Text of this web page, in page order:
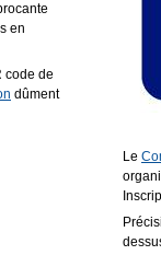
en
code de
dûment
Le